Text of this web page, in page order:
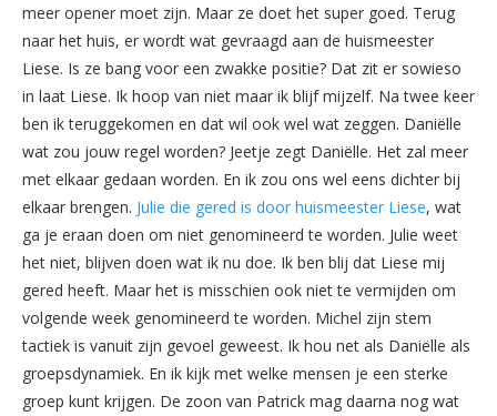
meer opener moet zijn. Maar ze doet het super goed. Terug
naar het huis, er wordt wat gevraagd aan de huismeester
Liese. Is ze bang voor een zwakke positie? Dat zit er sowieso
in laat Liese. Ik hoop van niet maar ik blijf mijzelf. Na twee keer
ben ik teruggekomen en dat wil ook wel wat zeggen. Daniëlle
wat zou jouw regel worden? Jeetje zegt Daniëlle. Het zal meer
met elkaar gedaan worden. En ik zou ons wel eens dichter bij
elkaar brengen. Julie die gered is door huismeester Liese, wat
ga je eraan doen om niet genomineerd te worden. Julie weet
het niet, blijven doen wat ik nu doe. Ik ben blij dat Liese mij
gered heeft. Maar het is misschien ook niet te vermijden om
volgende week genomineerd te worden. Michel zijn stem
tactiek is vanuit zijn gevoel geweest. Ik hou net als Daniëlle als
groepsdynamiek. En ik kijk met welke mensen je een sterke
groep kunt krijgen. De zoon van Patrick mag daarna nog wat